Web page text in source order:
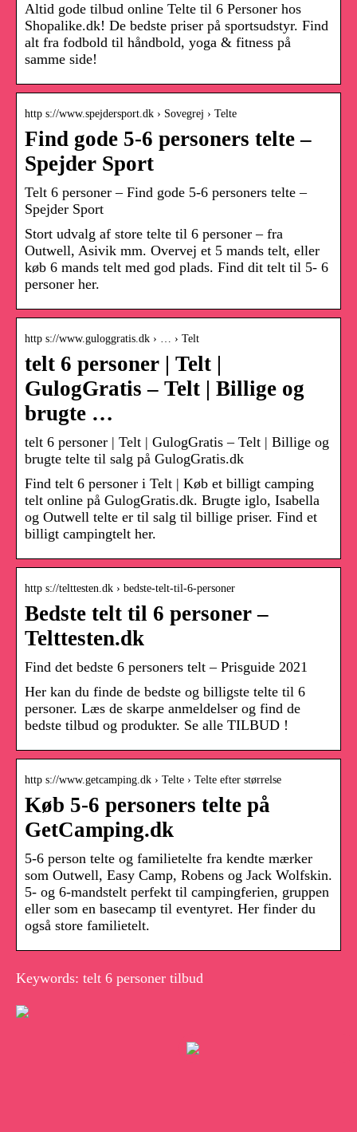
Altid gode tilbud online Telte til 6 Personer hos
Shopalike.dk! De bedste priser på sportsudstyr. Find
alt fra fodbold til håndbold, yoga & fitness på
samme side!
http s://www.spejdersport.dk › Sovegrej › Telte
Find gode 5-6 personers telte –
Spejder Sport
Telt 6 personer – Find gode 5-6 personers telte –
Spejder Sport
Stort udvalg af store telte til 6 personer – fra
Outwell, Asivik mm. Overvej et 5 mands telt, eller
køb 6 mands telt med god plads. Find dit telt til 5- 6
personer her.
http s://www.guloggratis.dk › … › Telt
telt 6 personer | Telt |
GulogGratis – Telt | Billige og
brugte …
telt 6 personer | Telt | GulogGratis – Telt | Billige og
brugte telte til salg på GulogGratis.dk
Find telt 6 personer i Telt | Køb et billigt camping
telt online på GulogGratis.dk. Brugte iglo, Isabella
og Outwell telte er til salg til billige priser. Find et
billigt campingtelt her.
http s://telttesten.dk › bedste-telt-til-6-personer
Bedste telt til 6 personer –
Telttesten.dk
Find det bedste 6 personers telt – Prisguide 2021
Her kan du finde de bedste og billigste telte til 6
personer. Læs de skarpe anmeldelser og find de
bedste tilbud og produkter. Se alle TILBUD !
http s://www.getcamping.dk › Telte › Telte efter størrelse
Køb 5-6 personers telte på
GetCamping.dk
5-6 person telte og familietelte fra kendte mærker
som Outwell, Easy Camp, Robens og Jack Wolfskin.
5- og 6-mandstelt perfekt til campingferien, gruppen
eller som en basecamp til eventyret. Her finder du
også store familietelt.
Keywords: telt 6 personer tilbud